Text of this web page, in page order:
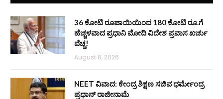
36 ಕೋಟಿ ರೂಪಾಯಿಯಿಂದ 180 ಕೋಟಿ ರೂ.ಗೆ
ಹೆಚ್ಚಳವಾದ ಪ್ರಧಾನಿ ಮೋದಿ ವಿದೇಶ ಪ್ರವಾಸ ಖರ್ಚು
ವೆಚ್ಚ!
August 8, 2026
NEET ವಿವಾದ: ಕೇಂದ್ರ ಶಿಕ್ಷಣ ಸಚಿವ ಧರ್ಮೇಂದ್ರ
ಪ್ರಧಾನ್ ರಾಜೀನಾಮೆ